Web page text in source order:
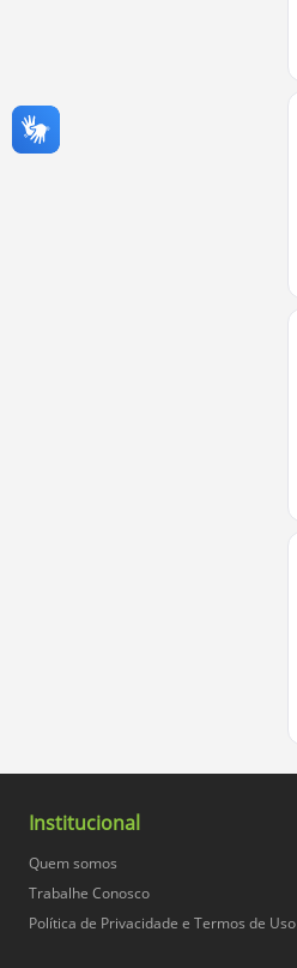
Institucional
Quem somos
Trabalhe Conosco
Política de Privacidade e Termos de Uso